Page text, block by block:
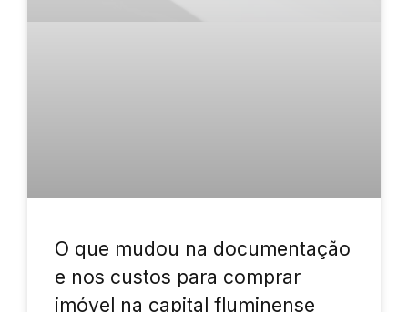
O que mudou na documentação
e nos custos para comprar
imóvel na capital fluminense